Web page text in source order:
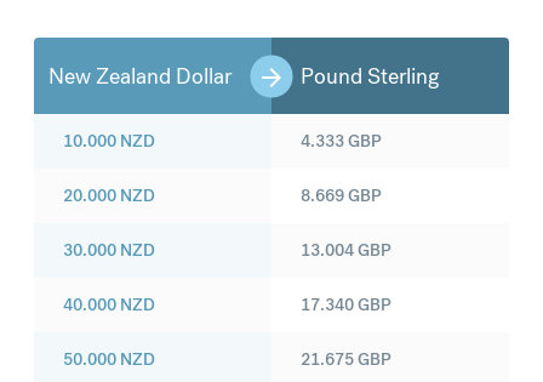
New Zealand Dollar Pound Sterling
10.000 NZD
20.000 NZD
30.000 NZD
40.000 NZD
50.000 NZD
4.333GBP
8.669GBP
13.004GBP
17.340GBP
21.675GBP